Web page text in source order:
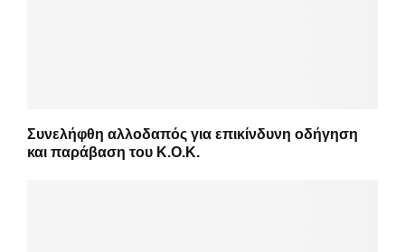
Συνελήφθη αλλοδαπός για επικίνδυνη οδήγηση
και παράβαση του Κ.Ο.Κ.